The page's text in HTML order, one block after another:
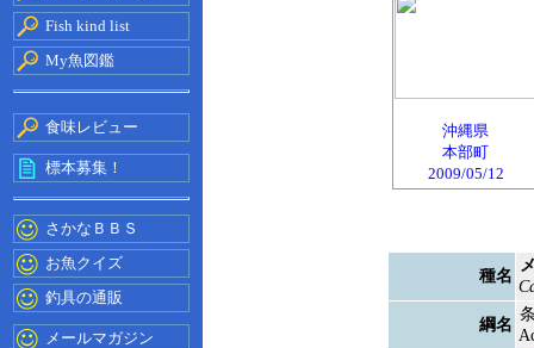
Fish kind list
My魚図鑑
食味レビュー
標本募集！
さかなＢＢＳ
お魚クイズ
釣具の通販
メールマガジン
沖縄県
本部町
2009/05/12
種名
綱名